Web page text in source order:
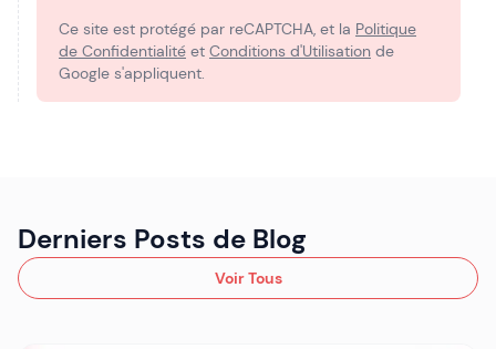
Ce site est protégé par reCAPTCHA, et la Politique
de Confidentialité et Conditions d'Utilisation de
Google s'appliquent.
Derniers Posts de Blog
Voir Tous